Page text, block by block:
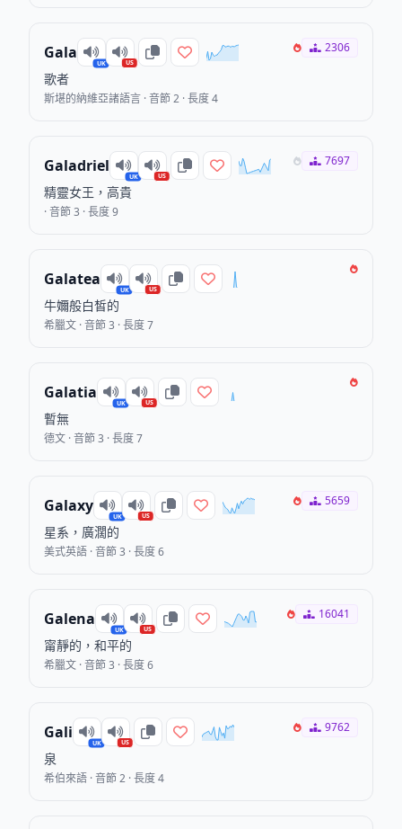
Gala
UK US
歌者
斯堪的納維亞諸語言 · 音節 2 · 長度 4
2306
Galadriel
UK US
精靈女王，高貴
· 音節 3 · 長度 9
7697
Galatea
UK US
牛嬭般白皙的
希臘文 · 音節 3 · 長度 7
Galatia
UK US
暫無
德文 · 音節 3 · 長度 7
Galaxy
UK US
星系，廣濶的
美式英語 · 音節 3 · 長度 6
5659
Galena
UK US
甯靜的，和平的
希臘文 · 音節 3 · 長度 6
16041
Gali
UK US
泉
希伯來語 · 音節 2 · 長度 4
9762